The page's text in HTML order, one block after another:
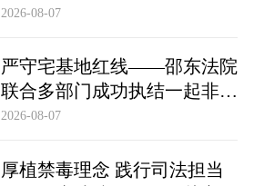
2026-08-07
严守宅基地红线——邵东法院
联合多部门成功执结一起非法
占用宅基地行政处罚案
2026-08-07
厚植禁毒理念 践行司法担当